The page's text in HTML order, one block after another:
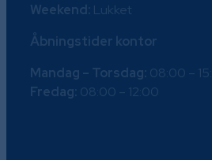
Weekend: Lukket
Åbningstider kontor
Mandag – Torsdag: 08:00 –
Fredag: 08:00 – 12:00